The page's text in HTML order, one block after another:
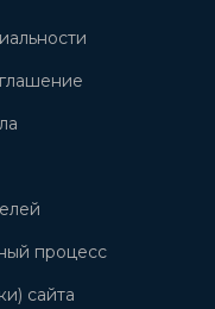
процесс
сайта